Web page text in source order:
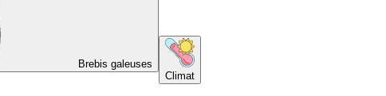
Brebis galeuses
Climat